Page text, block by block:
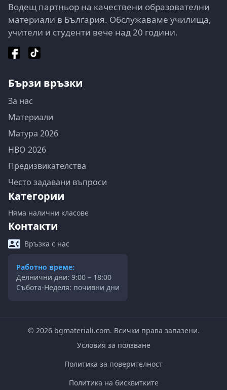
Водещ партньор на качествени образователни
материали в България. Обслужаваме училища,
учители и студенти вече над 20 години.
Бързи връзки
За нас
Материали
Матура 2026
НВО 2026
Предизвикателства
Често задавани въпроси
Категории
Няма налични класове
Контакти
Връзка с нас
Работно време:
Делнични дни: 9:00 – 18:00
Събота-Неделя: почивни дни
© 2026bgmateriali.com. Всички права запазени.
Условия за ползване
Политика за поверителност
Политика на бисквитките